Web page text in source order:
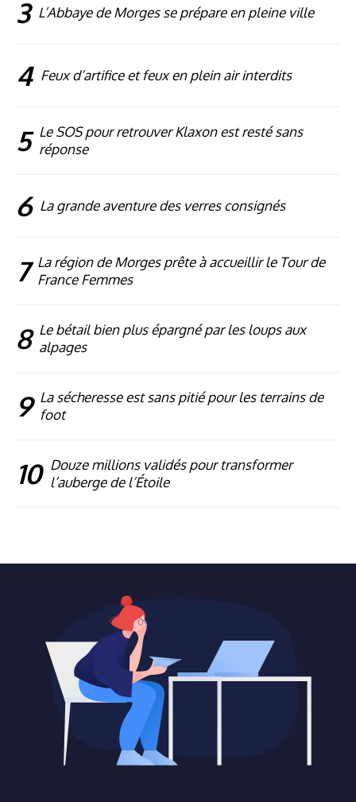
3 L’Abbaye de Morges se prépare en pleine ville
4 Feux d’artifice et feux en plein air interdits
5 Le SOS pour retrouver Klaxon est resté sans
réponse
6 La grande aventure des verres consignés
7 La région de Morges prête à accueillir le Tour de
France Femmes
8 Le bétail bien plus épargné par les loups aux
alpages
9 La sécheresse est sans pitié pour les terrains de
foot
10 Douze millions validés pour transformer
l’auberge de l’Étoile